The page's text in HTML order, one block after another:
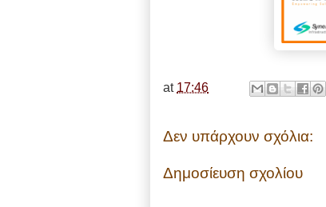
at 17:46
Δεν υπάρχουν σχόλια:
Δημοσίευση σχολίου